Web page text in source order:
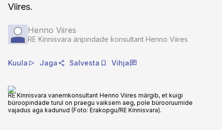
Viires.
Henno Viires
RE Kinnisvara äripindade konsultant Henno Viires
Kuula Jaga Salvesta Vihja
RE Kinnisvara vanemkonsultant Henno Viires märgib, et kuigi
büroopindade turul on praegu vaiksem aeg, pole bürooruumide
vajadus aga kadunud (Foto: Erakopgu/RE Kinnisvara).